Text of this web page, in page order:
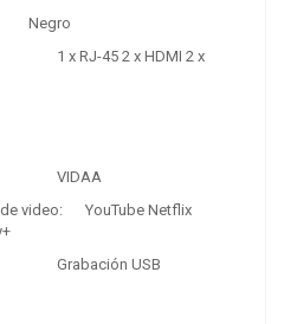
Negro
1 x RJ-45 2 x HDMI 2 x
VIDAA
video:
YouTube Netflix
Grabación USB